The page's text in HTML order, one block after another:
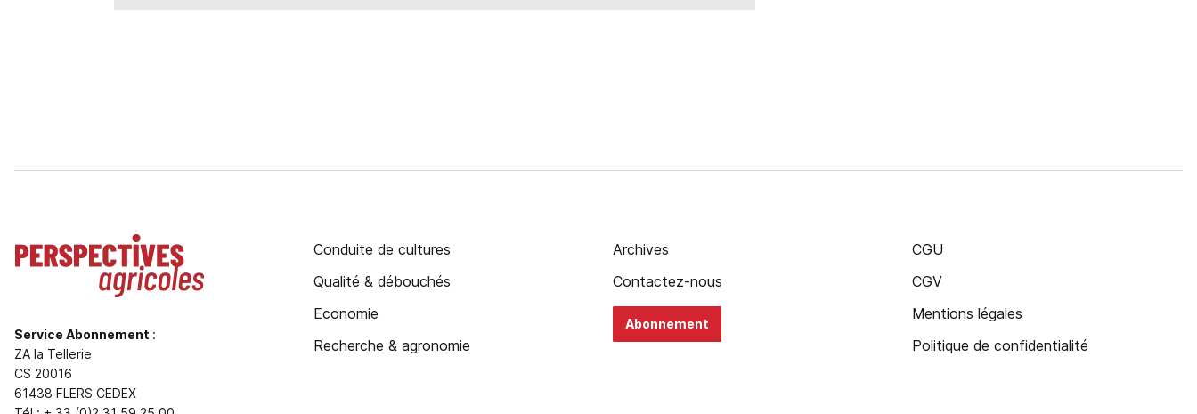
Service Abonnement :
ZA la Tellerie
CS 20016
61438 FLERS CEDEX
Conduite de cultures
Qualité & débouchés
Economie
Recherche & agronomie
Archives
Contactez-nous
Abonnement
CGU
CGV
Mentions légales
Politique de confidentialité